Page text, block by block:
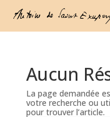
Aucun
La page demandée
votre recherche ou
pour trouver l’article.